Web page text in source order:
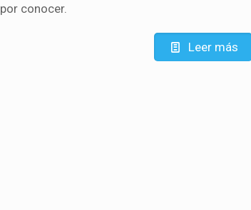
conocer.
Leer más